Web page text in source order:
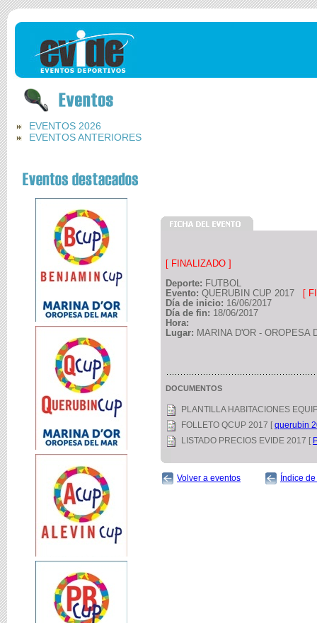
EVENTOS 2026
EVENTOS ANTERIORES
[ FINALIZADO ]
Deporte: FUTBOL
Evento: QUERUBIN CUP 2017
[
Día de inicio: 16/06/2017
Día de fin: 18/06/2017
Hora:
Lugar: MARINA D'OR - OROPESA
DOCUMENTOS
PLANTILLA HABITACIONES
FOLLETO QCUP 2017 [ querubin
LISTADO PRECIOS EVIDE 2017 [
Volver a eventos Índice